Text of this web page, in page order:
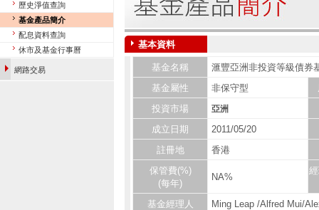
基金平台投資理財網
歷史淨值查詢
基金產品簡介
配息資料查詢
休市及基金行事曆
網路交易
基本資料
基金名稱
滙豐亞洲非投資等級債券
基金屬性
非保守型
投資市場
亞洲
成立日期
2011/05/20
註冊地
香港
保管費(%)
(每年)
NA%
基金經理人 Ming Leap /Alfred Mui/